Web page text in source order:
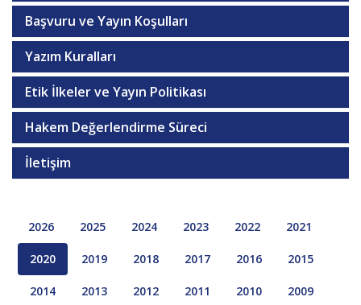
Başvuru ve Yayın Koşulları
Yazım Kuralları
Etik İlkeler ve Yayın Politikası
Hakem Değerlendirme Süreci
İletişim
2026 2025 2024 2023 2022 2021
2020 2019 2018 2017 2016 2015
2014 2013 2012 2011 2010 2009